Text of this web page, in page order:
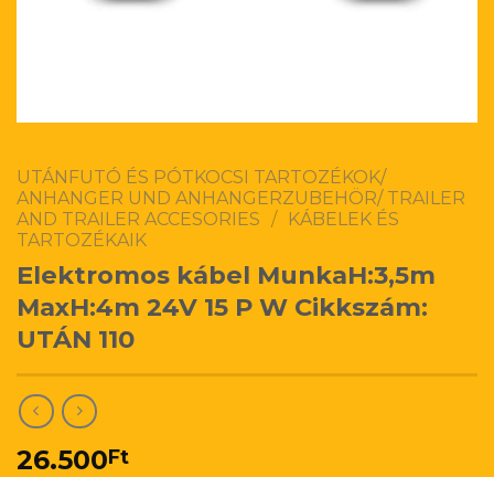
UTÁNFUTÓ ÉS PÓTKOCSI TARTOZÉKOK/
ANHANGER UND ANHANGERZUBEHÖR/ TRAILER
AND TRAILER ACCESORIES /
KÁBELEK ÉS
TARTOZÉKAIK
Elektromos kábel MunkaH:3,5m
MaxH:4m 24V 15 P W Cikkszám:
UTÁN 110
26.500Ft